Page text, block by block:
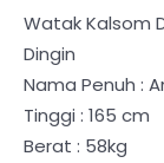
Watak Kalsom
Dingin
Nama Penuh :
Tinggi : 165 cm
Berat : 58kg